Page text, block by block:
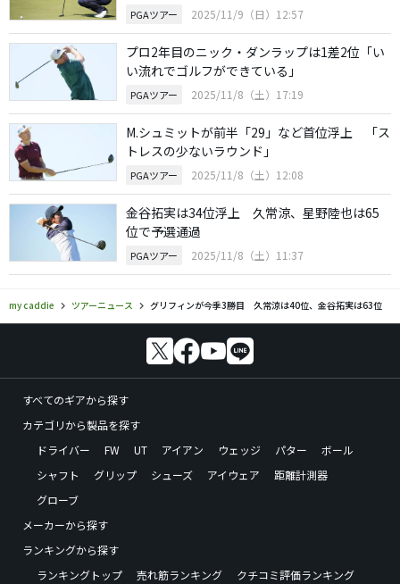
PGAツアー 2025/11/9（日）12:57
プロ2年目のニック・ダンラップは1差2位「い
い流れでゴルフができている」
PGAツアー 2025/11/8（土）17:19
M.シュミットが前半「29」など首位浮上 「ス
トレスの少ないラウンド」
PGAツアー 2025/11/8（土）12:08
金谷拓実は34位浮上 久常涼、星野陸也は65
位で予選通過
PGAツアー 2025/11/8（土）11:37
my caddie ツアーニュース グリフィンが今季3勝目 久常涼は40位、金谷拓実は63位
すべてのギアから探す
カテゴリから製品を探す
ドライバー
FW UT アイアン ウェッジ パター
ボール
シャフト
グリップ シューズ アイウェア
距離計測器
グローブ
メーカーから探す
ランキングから探す
ランキングトップ
売れ筋ランキング
クチコミ評価ランキング